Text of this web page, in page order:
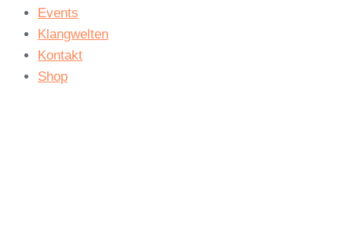
Events
Klangwelten
Kontakt
Shop